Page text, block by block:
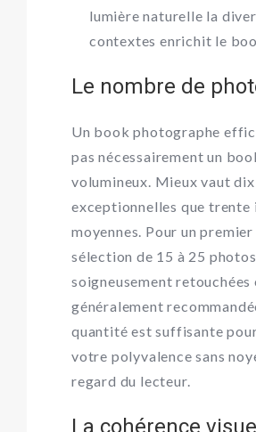
lumière naturelle la
contextes enrichit le
Le nombre de
Un book photographe
pas nécessairement un
volumineux. Mieux vaut
exceptionnelles que trente
moyennes. Pour un
sélection de 15 à 25 photos
soigneusement retouchées
généralement
quantité est suffisante
votre polyvalence sans
regard du lecteur.
La cohérence